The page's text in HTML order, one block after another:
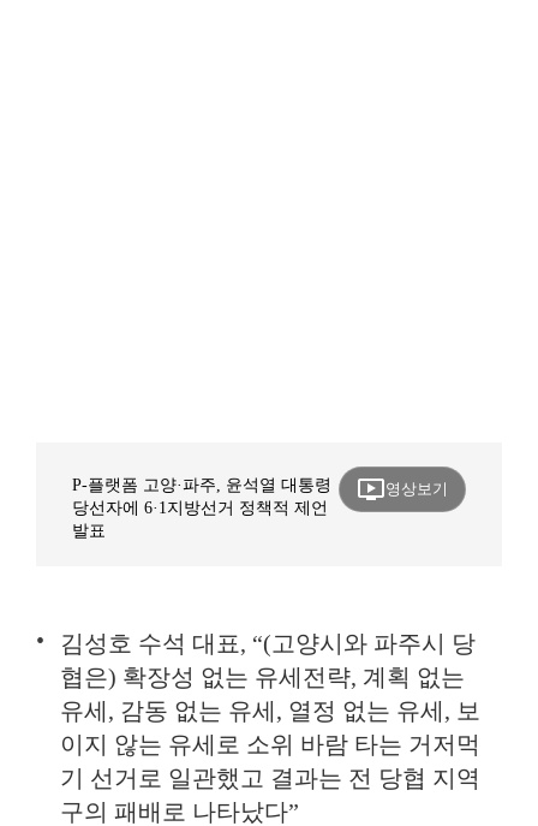
P-플랫폼 고양·파주, 윤석열 대통령
당선자에 6·1지방선거 정책적 제언
발표
ondemand_video영상보기
김성호 수석 대표, “(고양시와 파주시 당
협은) 확장성 없는 유세전략, 계획 없는
유세, 감동 없는 유세, 열정 없는 유세, 보
이지 않는 유세로 소위 바람 타는 거저먹
기 선거로 일관했고 결과는 전 당협 지역
구의 패배로 나타났다”